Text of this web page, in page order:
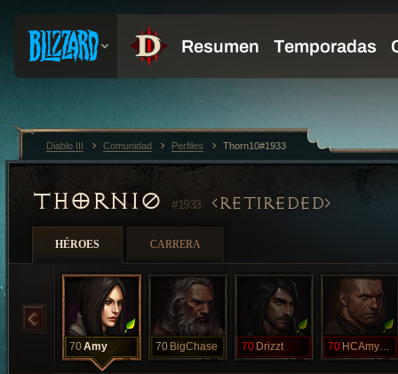
THORN10 #1933 RETIREDED
HÉROES CARRERA
70Amy 70 BigChase 70 Drizzt 70 HCAmyLouSSF
Diablo III Comunidad Perfiles Thorn10#1933